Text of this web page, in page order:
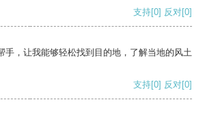
支持[0] 反对[0]
手，让我能够轻松找到目的地，了解当地的风土
支持[0] 反对[0]